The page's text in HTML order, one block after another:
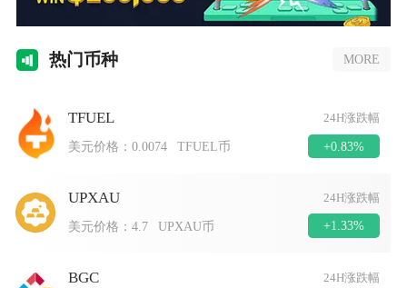
热门币种 MORE
TFUEL 24H涨跌幅
美元价格：0.0074 TFUEL币 +0.83%
UPXAU 24H涨跌幅
美元价格：4.7 UPXAU币 +1.33%
BGC 24H涨跌幅